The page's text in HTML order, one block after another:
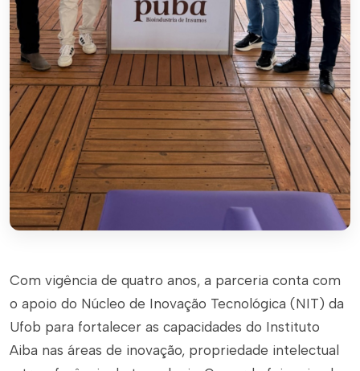
Com vigência de quatro anos, a parceria conta com
o apoio do Núcleo de Inovação Tecnológica (NIT) da
Ufob para fortalecer as capacidades do Instituto
Aiba nas áreas de inovação, propriedade intelectual